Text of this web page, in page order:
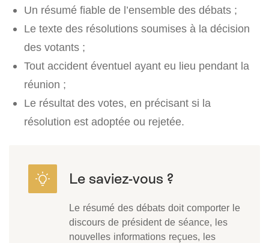
Un résumé fiable de l’ensemble des débats ;
Le texte des résolutions soumises à la décision
des votants ;
Tout accident éventuel ayant eu lieu pendant la
réunion ;
Le résultat des votes, en précisant si la
résolution est adoptée ou rejetée.
Le résumé des débats doit comporter le
discours de président de séance, les
nouvelles informations reçues, les